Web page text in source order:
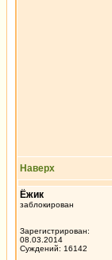
Наверх
Ёжик
заблокирован
Зарегистрирован:
08.03.2014
Суждений: 16142